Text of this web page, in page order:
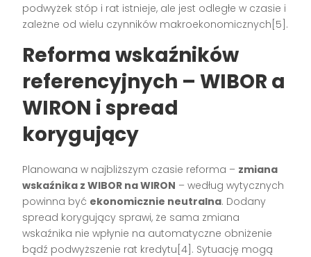
podwyżek stóp i rat istnieje, ale jest odległe w czasie i
zależne od wielu czynników makroekonomicznych[5].
Reforma wskaźników
referencyjnych – WIBOR a
WIRON i spread
korygujący
Planowana w najbliższym czasie reforma – zmiana
wskaźnika z WIBOR na WIRON – według wytycznych
powinna być ekonomicznie neutralna. Dodany
spread korygujący sprawi, że sama zmiana
wskaźnika nie wpłynie na automatyczne obniżenie
bądź podwyższenie rat kredytu[4]. Sytuację mogą